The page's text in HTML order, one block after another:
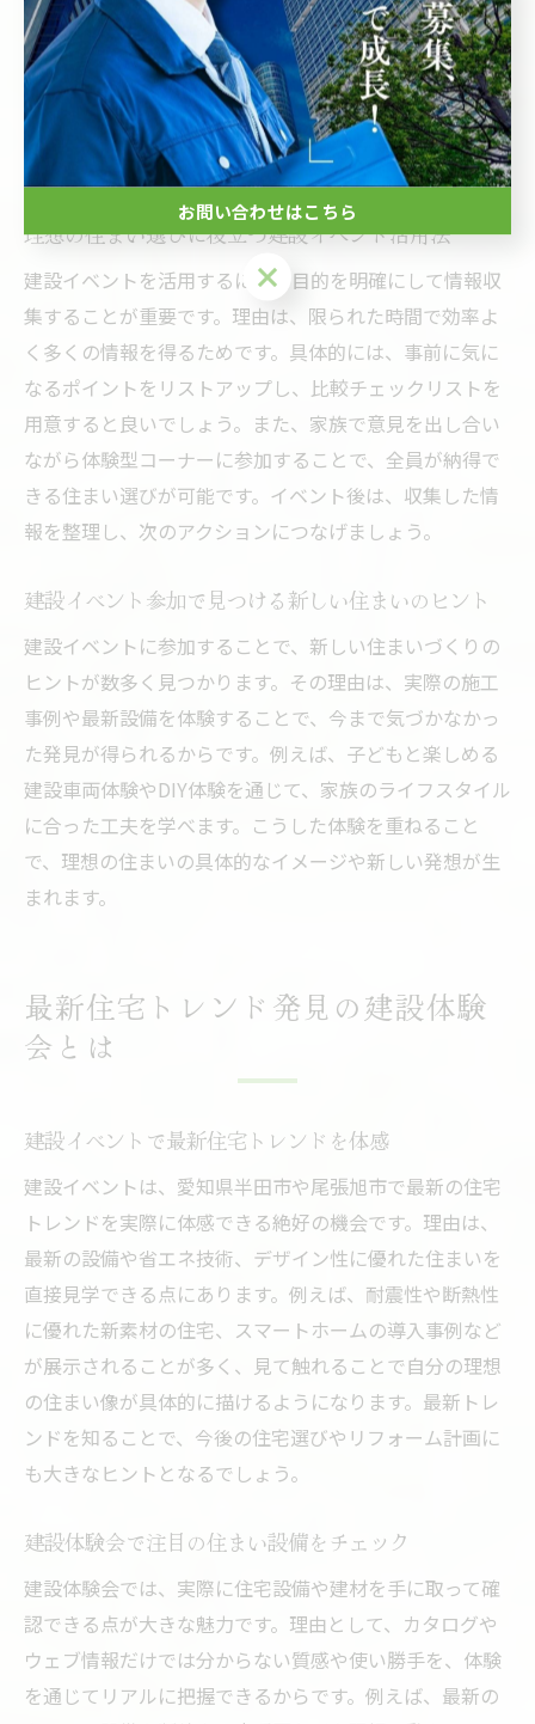
す。例えば、間取りの工夫や予算に応じた提案、リフォ
ームのポイントなど、専門的な知見をもとにしたアドバ
イスが受けられます。直接相談することで、自分たちの
希望をより具体的に伝えられ、信頼できるパートナー選
びにもつながります。
理想の住まい選びに役立つ建設イベント活用法
建設イベントを活用するには、目的を明確にして情報収
集することが重要です。理由は、限られた時間で効率よ
く多くの情報を得るためです。具体的には、事前に気に
なるポイントをリストアップし、比較チェックリストを
用意すると良いでしょう。また、家族で意見を出し合い
ながら体験型コーナーに参加することで、全員が納得で
きる住まい選びが可能です。イベント後は、収集した情
報を整理し、次のアクションにつなげましょう。
建設イベント参加で見つける新しい住まいのヒント
建設イベントに参加することで、新しい住まいづくりの
ヒントが数多く見つかります。その理由は、実際の施工
事例や最新設備を体験することで、今まで気づかなかっ
た発見が得られるからです。例えば、子どもと楽しめる
建設車両体験やDIY体験を通じて、家族のライフスタイル
に合った工夫を学べます。こうした体験を重ねること
で、理想の住まいの具体的なイメージや新しい発想が生
まれます。
最新住宅トレンド発見の建設体験
会とは
建設イベントで最新住宅トレンドを体感
建設イベントは、愛知県半田市や尾張旭市で最新の住宅
トレンドを実際に体感できる絶好の機会です。理由は、
最新の設備や省エネ技術、デザイン性に優れた住まいを
直接見学できる点にあります。例えば、耐震性や断熱性
に優れた新素材の住宅、スマートホームの導入事例など
が展示されることが多く、見て触れることで自分の理想
の住まい像が具体的に描けるようになります。最新トレ
ンドを知ることで、今後の住宅選びやリフォーム計画に
も大きなヒントとなるでしょう。
建設体験会で注目の住まい設備をチェック
建設体験会では、実際に住宅設備や建材を手に取って確
認できる点が大きな魅力です。理由として、カタログや
ウェブ情報だけでは分からない質感や使い勝手を、体験
を通じてリアルに把握できるからです。例えば、最新の
お問い合わせはこちら
お問い合わせはこちら